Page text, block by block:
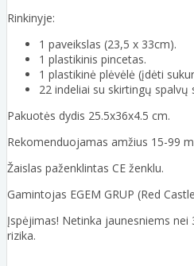
Rinkinyje:
1 paveikslas (23,5 x 33cm).
1 plastikinis pincetas.
1 plastikinė plėvėlė (įdėti
22 indeliai su skirtingų spalvų
Pakuotės dydis 25.5x36x4.5 cm.
Rekomenduojamas amžius 15-99
Žaislas paženklintas CE ženklu.
Gamintojas EGEM GRUP (Red
Įspėjimas! Netinka jaunesniems
rizika.